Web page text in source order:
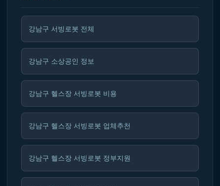
강남구 서빙로봇 전체
강남구 소상공인 정보
강남구 헬스장 서빙로봇 비용
강남구 헬스장 서빙로봇 업체추천
강남구 헬스장 서빙로봇 정부지원